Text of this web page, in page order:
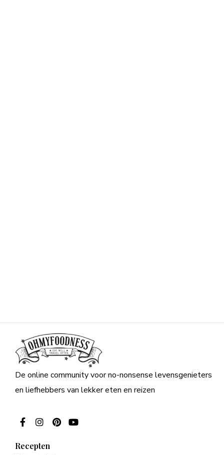
De online community voor no-nonsense levensgenieters
en liefhebbers van lekker eten en reizen
Recepten